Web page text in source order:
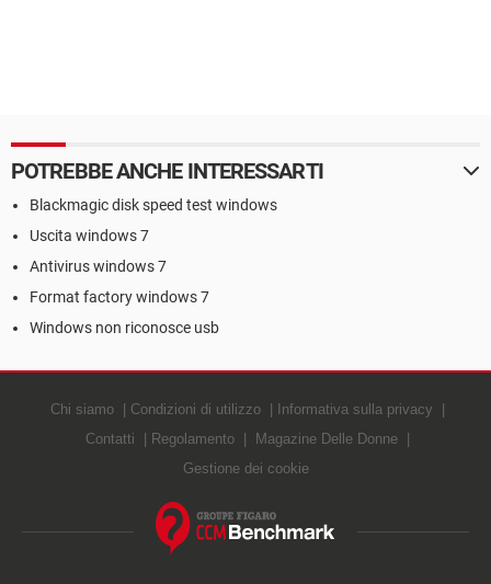
POTREBBE ANCHE INTERESSARTI
Blackmagic disk speed test windows
Uscita windows 7
Antivirus windows 7
Format factory windows 7
Windows non riconosce usb
Chi siamo Condizioni di utilizzo
Informativa sulla privacy
Contatti
Regolamento
Magazine Delle Donne
Gestione dei cookie